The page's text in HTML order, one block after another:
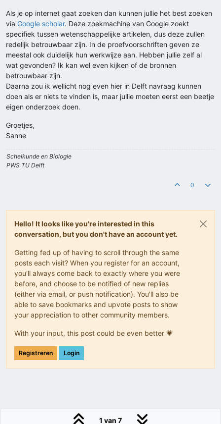
Als je op internet gaat zoeken dan kunnen jullie het best zoeken
via Google scholar. Deze zoekmachine van Google zoekt
specifiek tussen wetenschappelijke artikelen, dus deze zullen
redelijk betrouwbaar zijn. In de proefvoorschriften geven ze
meestal ook duidelijk hun werkwijze aan. Hebben jullie zelf al
wat gevonden? Ik kan wel even kijken of de bronnen
betrouwbaar zijn.
Daarna zou ik wellicht nog even hier in Delft navraag kunnen
doen als er niets te vinden is, maar jullie moeten eerst een beetje
eigen onderzoek doen.
Groetjes,
Sanne
Scheikunde en Biologie
PWS TU Delft
0
Hello! It looks like you're interested in this
conversation, but you don't have an account yet.
Getting fed up of having to scroll through the same
posts each visit? When you register for an account,
you'll always come back to exactly where you were
before, and choose to be notified of new replies
(either via email, or push notification). You'll also be
able to save bookmarks and upvote posts to show
your appreciation to other community members.
With your input, this post could be even better 💗
Registreren Login
1 van 7